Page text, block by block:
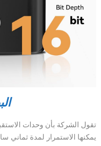
يمكنها الاستمرار لمدة